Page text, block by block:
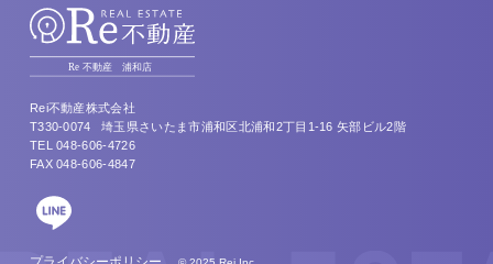
Rei不動産株式会社
T330-0074
埼⽟県さいたま市浦和区北浦和2丁⽬1-16 矢部ビル2階
TEL 048-606-4726
FAX 048-606-4847